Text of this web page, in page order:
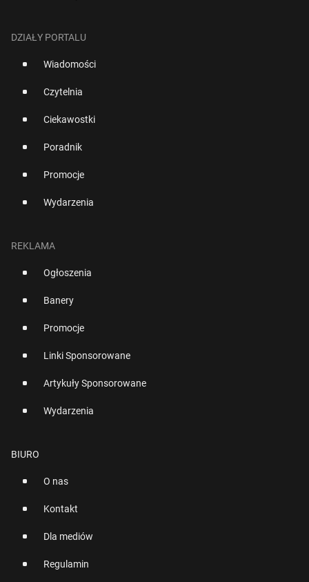
DZIAŁY PORTALU
Wiadomości
Czytelnia
Ciekawostki
Poradnik
Promocje
Wydarzenia
REKLAMA
Ogłoszenia
Banery
Promocje
Linki Sponsorowane
Artykuły Sponsorowane
Wydarzenia
BIURO
O nas
Kontakt
Dla mediów
Regulamin